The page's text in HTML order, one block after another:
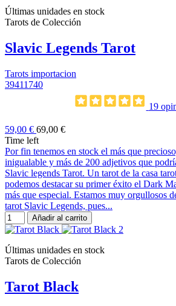
Últimas unidades en stock
Tarots de Colección
Slavic Legends Tarot
Tarots importacion
39411740
19
59,00 € 69,00 €
Time left
Por fin tenemos en stock el más que
inigualable y más de 200 adjetivos que
Slavic legends Tarot. Un tarot de la casa
podemos destacar su primer éxito el Dark
más que especial. Estamos muy orgullosos
tarot Slavic Legends, pues...
Añadir al carrito
Últimas unidades en stock
Tarots de Colección
Tarot Black